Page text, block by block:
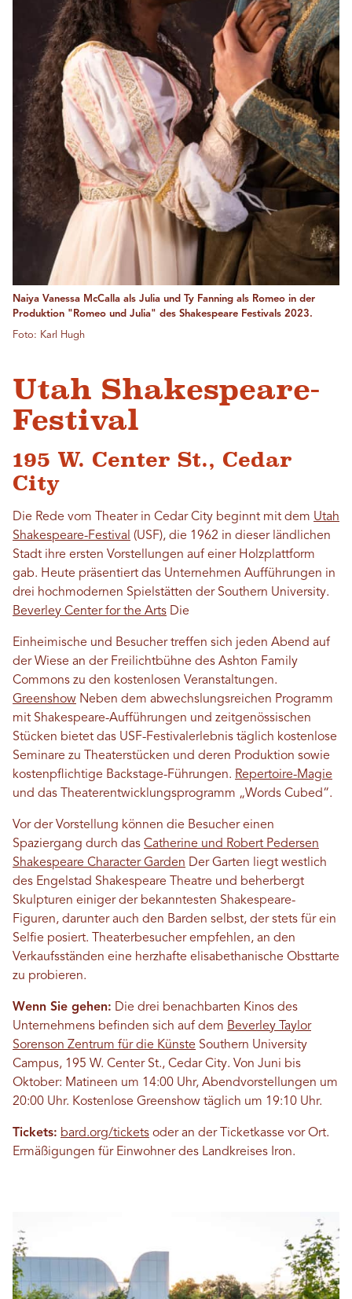
Naiya Vanessa McCalla als Julia und Ty Fanning als Romeo in der
Produktion "Romeo und Julia" des Shakespeare Festivals 2023.
Foto: Karl Hugh
Utah Shakespeare-
Festival
195 W. Center St., Cedar
City
Die Rede vom Theater in Cedar City beginnt mit dem Utah
Shakespeare-Festival (USF), die 1962 in dieser ländlichen
Stadt ihre ersten Vorstellungen auf einer Holzplattform
gab. Heute präsentiert das Unternehmen Aufführungen in
drei hochmodernen Spielstätten der Southern University.
Beverley Center for the Arts Die
Einheimische und Besucher treffen sich jeden Abend auf
der Wiese an der Freilichtbühne des Ashton Family
Commons zu den kostenlosen Veranstaltungen.
Greenshow Neben dem abwechslungsreichen Programm
mit Shakespeare-Aufführungen und zeitgenössischen
Stücken bietet das USF-Festivalerlebnis täglich kostenlose
Seminare zu Theaterstücken und deren Produktion sowie
kostenpflichtige Backstage-Führungen. Repertoire-Magie
und das Theaterentwicklungsprogramm „Words Cubed“.
Vor der Vorstellung können die Besucher einen
Spaziergang durch das Catherine und Robert Pedersen
Shakespeare Character Garden Der Garten liegt westlich
des Engelstad Shakespeare Theatre und beherbergt
Skulpturen einiger der bekanntesten Shakespeare-
Figuren, darunter auch den Barden selbst, der stets für ein
Selfie posiert. Theaterbesucher empfehlen, an den
Verkaufsständen eine herzhafte elisabethanische Obsttarte
zu probieren.
Wenn Sie gehen: Die drei benachbarten Kinos des
Unternehmens befinden sich auf dem Beverley Taylor
Sorenson Zentrum für die Künste Southern University
Campus, 195 W. Center St., Cedar City. Von Juni bis
Oktober: Matineen um 14:00 Uhr, Abendvorstellungen um
20:00 Uhr. Kostenlose Greenshow täglich um 19:10 Uhr.
Tickets: bard.org/tickets oder an der Ticketkasse vor Ort.
Ermäßigungen für Einwohner des Landkreises Iron.